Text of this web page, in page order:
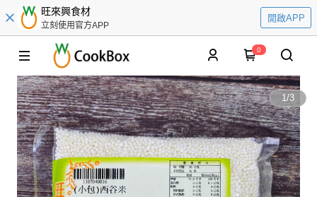
旺來興食材
立刻使用官方APP
開啟APP
0
1/3